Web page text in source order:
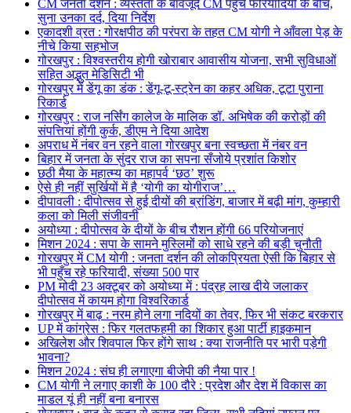
CM जनता दर्शन : व्यस्तता के बावजूद CM पहुंचे फरियादियों के बीच,
सुना उनका दर्द, दिया निर्देश
एकादशी व्रत : गोरक्षपीठ की परंपरा के तहत CM योगी ने आँवला पेड़ के
नीचे किया सहभोज
गोरखपुर : विश्वस्तरीय होगी खोराबार आवासीय योजना, सभी सुविधाओं
सहित अद्भुत मेडिसिटी भी
गोरखपुर में डेंगू का डंक : डेंगू-टू-स्ट्रेन का कहर अधिक, टूटा पुराना
रिकार्ड
गोरखपुर : राज नर्सिंग कालेज के मालिक डॉ. अभिषेक की करोड़ों की
संपत्तियां होंगी कुर्क, डीएम ने दिया आदेश
अपराध में नंबर वन रहने वाला गोरखपुर बना स्वच्छता में नंबर वन
बिहार में जनता के सुंदर राज का सपना सँजोये प्रशांत किशोर
छठी मैया के महात्म्य का महापर्व ‘छठ’ शुरू
ऐसे ही नहीं सुर्खियों में है ‘योगी का योगीराज’…
दीपावली : दीपोत्सव से हुई दीयों की ब्रांडिंग, बाजार में बढ़ी मांग, कुम्हारी
कला को मिली संजीवनी
अयोध्या : दीपोत्सव के दीयों के बीच रौशन होंगी 66 परियोजनाएं
मिशन 2024 : सपा के सामने मुस्लिमों को साधे रहने की बड़ी चुनौती
गोरखपुर में CM योगी : जनता दर्शन की लोकप्रियता ऐसी कि बिहार से
भी पहुँच रहे फरियादी, संख्या 500 पार
PM मोदी 23 अक्टूबर को अयोध्या में : पंद्रह लाख दीये जलाकर
दीपोत्सव में कायम होगा विश्वरिकार्ड
गोरखपुर में बाढ़ : नरम होने लगा नदियों का तेवर, फिर भी संकट बरकरार
UP में कांग्रेस : फिर गलतफहमी का शिकार हुआ पार्टी हाइकमान
अखिलेश और शिवपाल फिर होंगे साथ : क्या राजनीति पर भारी पड़ेगी
भावना?
मिशन 2024 : संघ ही लगाएगा बीजेपी की नैया पार !
CM योगी ने लगाए काशी के 100 दौरे : प्रदेश और देश में विकास का
माडल यूं ही नहीं बना बनारस